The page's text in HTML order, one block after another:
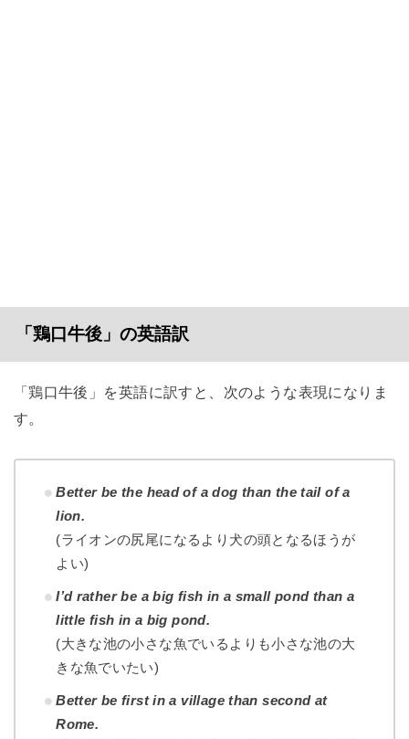
「鶏口牛後」の英語訳
「鶏口牛後」を英語に訳すと、次のような表現になりま
す。
Better be the head of a dog than the tail of a
lion.
(ライオンの尻尾になるより犬の頭となるほうが
よい)
I’d rather be a big fish in a small pond than a
little fish in a big pond.
(大きな池の小さな魚でいるよりも小さな池の大
きな魚でいたい)
Better be first in a village than second at
Rome.